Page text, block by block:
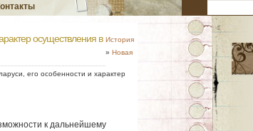
осуществления в История
» Новая
его особенности и характер
к дальнейшему